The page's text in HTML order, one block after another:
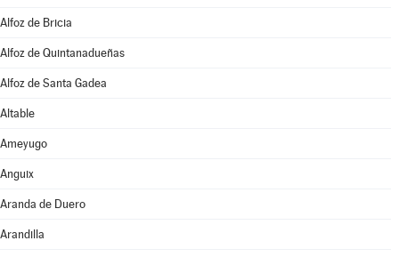
Alfoz de Bricia
Alfoz de Quintanadueñas
Alfoz de Santa Gadea
Altable
Ameyugo
Anguix
Aranda de Duero
Arandilla